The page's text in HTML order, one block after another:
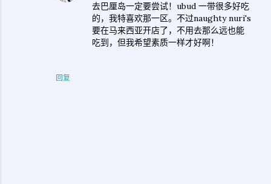
回复
去巴厘岛一定要尝试！ubud 一带很多好吃
的，我特喜欢那一区。不过naughty nuri's
要在马来西亚开店了，不用去那么远也能
吃到，但我希望素质一样才好啊！